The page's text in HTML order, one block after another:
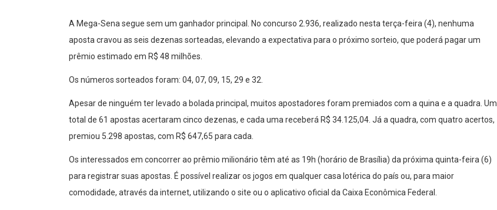
A Mega-Sena segue sem um ganhador principal. No concurso 2.936, realizado nesta terça-feira (4), nenhuma
aposta cravou as seis dezenas sorteadas, elevando a expectativa para o próximo sorteio, que poderá pagar um
prêmio estimado em R$ 48 milhões.
Os números sorteados foram: 04, 07, 09, 15, 29 e 32.
Apesar de ninguém ter levado a bolada principal, muitos apostadores foram premiados com a quina e a quadra. Um
total de 61 apostas acertaram cinco dezenas, e cada uma receberá R$ 34.125,04. Já a quadra, com quatro acertos,
premiou 5.298 apostas, com R$ 647,65 para cada.
Os interessados em concorrer ao prêmio milionário têm até as 19h (horário de Brasília) da próxima quinta-feira (6)
para registrar suas apostas. É possível realizar os jogos em qualquer casa lotérica do país ou, para maior
comodidade, através da internet, utilizando o site ou o aplicativo oficial da Caixa Econômica Federal.